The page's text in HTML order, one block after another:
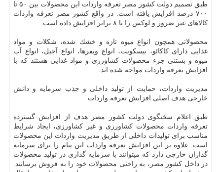
طبق تصمیم دولت كشور مصر تعرفه واردات این محصولات بین ۵۰ تا
۷۰۰ درصد افزایش یافته است. در واقع كشور مصر تعرفه واردات
كالاهای غیر ضرور و لوكس را تا ۸ برابر افزایش داده است.
محصولاتی همچون انواع میوه تازه و خشك شده، شكلات و مواد
غذایی دارای كاكائو، بیسكویت، انواع ویفرها، انواع آجیل، انواع آب
میوه و بستنی جزء محصولات كشاورزی و مواد غذایی هستند كه با
افزایش تعرفه واردات مواجه شده اند.
مدیریت واردات، حمایت از تولید داخلی و جذب سرمایه و دانش
خارجی هدف اصلی افزایش تعرفه واردات
طبق اعلام سخنگوی دولت كشور مصر هدف از افزایش گسترده
تعرفه واردات محصولات كشاورزی و غیر كشاورزی، ایجاد شرایط
مناسب برای تولیدات داخلی از طریق مدیریت واردات این محصولات
است. علاوه بر این افزایش تعرفه واردات این پیام را برای سرمایه
گذاران خارجی دارد كه میتوانند با سرمایه گذاری در تولید محصولات
در داخل كشور مصر، به راحتی محصولات خود را به فروش برسانند.